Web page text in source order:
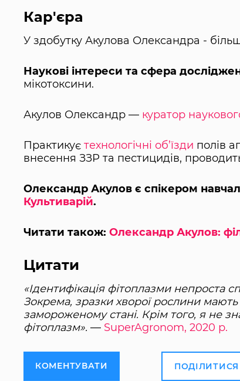
Кар'єра
У здобутку Акулова Олександра -
Наукові інтереси та сфера
мікотоксини.
Акулов Олександр — куратор
Практикує технологічні об’їзди полів
внесення ЗЗР та пестицидів, проводить
Олександр Акулов є спікером
Культиварій.
Читати також: Олександр Акулов:
Цитати
«Ідентифікація фітоплазми непроста
Зокрема, зразки хворої рослини
замороженому стані. Крім того, я не
фітоплазм». — SuperAgronom, 2020 р.
КОМЕНТУВАТИ